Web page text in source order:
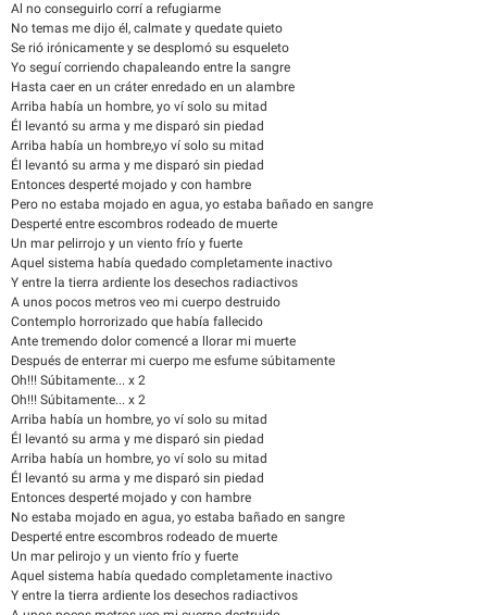
Al no conseguirlo corrí a refugiarme
No temas me dijo él, calmate y quedate quieto
Se rió irónicamente y se desplomó su esqueleto
Yo seguí corriendo chapaleando entre la sangre
Hasta caer en un cráter enredado en un alambre
Arriba había un hombre, yo ví solo su mitad
Él levantó su arma y me disparó sin piedad
Arriba había un hombre,yo ví solo su mitad
Él levantó su arma y me disparó sin piedad
Entonces desperté mojado y con hambre
Pero no estaba mojado en agua, yo estaba bañado en sangre
Desperté entre escombros rodeado de muerte
Un mar pelirrojo y un viento frío y fuerte
Aquel sistema había quedado completamente inactivo
Y entre la tierra ardiente los desechos radiactivos
A unos pocos metros veo mi cuerpo destruido
Contemplo horrorizado que había fallecido
Ante tremendo dolor comencé a llorar mi muerte
Después de enterrar mi cuerpo me esfume súbitamente
Oh!!! Súbitamente... x 2
Oh!!! Súbitamente... x 2
Arriba había un hombre, yo ví solo su mitad
Él levantó su arma y me disparó sin piedad
Arriba había un hombre, yo ví solo su mitad
Él levantó su arma y me disparó sin piedad
Entonces desperté mojado y con hambre
No estaba mojado en agua, yo estaba bañado en sangre
Desperté entre escombros rodeado de muerte
Un mar pelirojo y un viento frío y fuerte
Aquel sistema había quedado completamente inactivo
Y entre la tierra ardiente los desechos radiactivos